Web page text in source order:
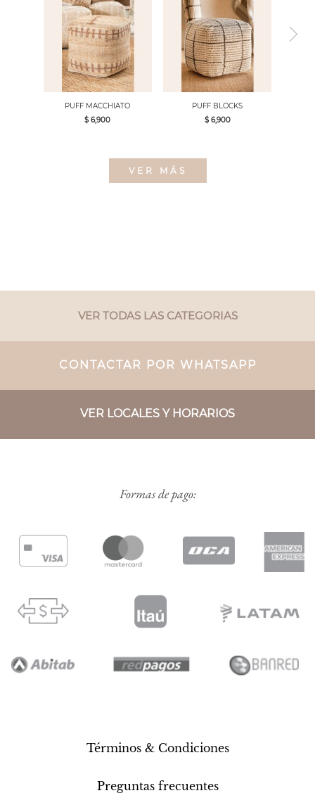
PUFF MACCHIATO
$ 6,900
PUFF BLOCKS
$ 6,900
VER MÁS
VER TODAS LAS CATEGORIAS
CONTACTAR POR WHATSAPP
VER LOCALES Y HORARIOS
Formas de pago:
Términos & Condiciones
Preguntas frecuentes